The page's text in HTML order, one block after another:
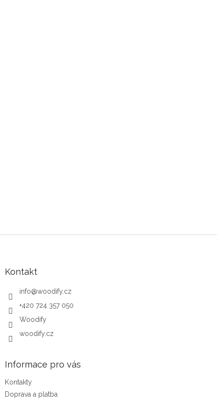
Kontakt
info@woodify.cz
+420 724 357 050
Woodify
woodify.cz
Informace pro vás
Kontakty
Doprava a platba